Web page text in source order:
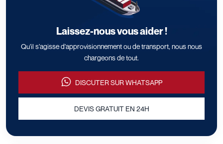
Laissez-nous vous aider !
Qu'il s'agisse d'approvisionnement ou de transport, nous nous
chargeons de tout.
DISCUTER SUR WHATSAPP
DEVIS GRATUIT EN 24H